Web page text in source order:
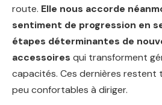
route. Elle nous accorde
sentiment de progression en
étapes déterminantes de
accessoires qui transforment
capacités. Ces dernières
peu confortables à diriger.